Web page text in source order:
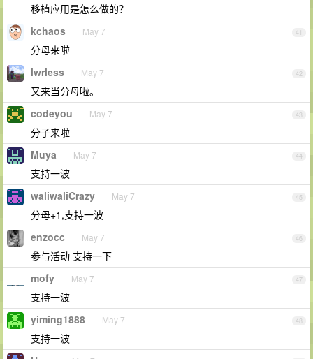
移植应用是怎么做的？
41
kchaos May 7
分母来啦
42
lwrless May 7
又来当分母啦。
43
codeyou May 7
分子来啦
44
Muya May 7
支持一波
45
waliwaliCrazy May 7
分母+1,支持一波
46
enzocc May 7
参与活动 支持一下
47
mofy May 7
支持一波
48
yiming1888 May 7
支持一波